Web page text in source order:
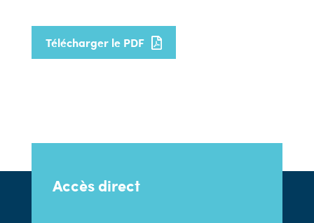
Télécharger le PDF
Accès direct